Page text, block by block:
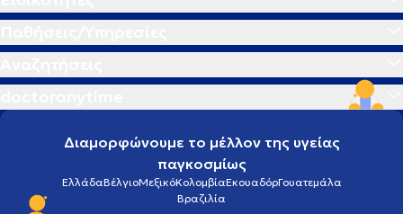
Διαμορφώνουμε το μέλλον της υγείας
παγκοσμίως
ΕλλάδαΒέλγιοΜεξικόΚολομβίαΕκουαδόρΓουατεμάλα
Βραζιλία